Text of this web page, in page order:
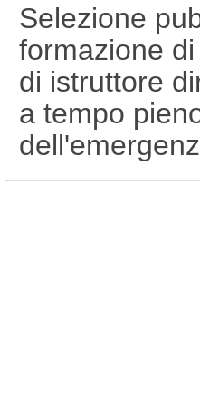
Selezione
formazione
di istruttore
a tempo